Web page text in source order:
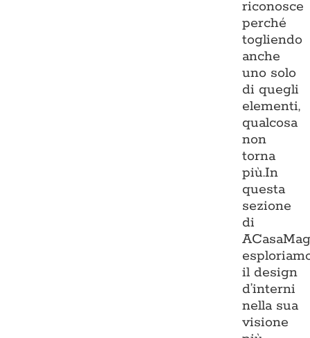
riconosce
perché
togliendo
anche
uno solo
di quegli
elementi,
qualcosa
non
torna
più.In
questa
sezione
di
il design
d’interni
nella sua
visione